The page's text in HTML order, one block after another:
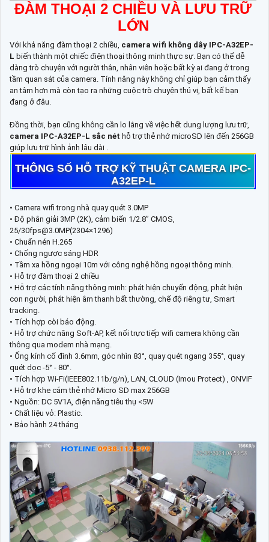
ĐÀM THOẠI 2 CHIỀU VÀ LƯU TRỮ
LỚN
Với khả năng đàm thoại 2 chiều, camera wifi không dây IPC-A32EP-
L biến thành một chiếc điện thoại thông minh thực sự. Bạn có thể dễ
dàng trò chuyện với người thân, nhân viên hoặc bất kỳ ai đang ở trong
tầm quan sát của camera. Tính năng này không chỉ giúp bạn cảm thấy
an tâm hơn mà còn tạo ra những cuộc trò chuyện thú vị, bất kể bạn
đang ở đâu.
Đồng thời, bạn cũng không cần lo lắng về việc hết dung lượng lưu trữ,
camera IPC-A32EP-L sắc nét hỗ trợ thẻ nhớ microSD lên đến 256GB
giúp lưu trữ hình ảnh lâu dài .
THÔNG SỐ HỖ TRỢ KỸ THUẬT CAMERA IPC-
A32EP-L
• Camera wifi trong nhà quay quét 3.0MP
• Độ phân giải 3MP (2K), cảm biến 1/2.8” CMOS,
25/30fps@3.0MP(2304×1296)
• Chuẩn nén H.265
• Chống ngược sáng HDR
• Tầm xa hồng ngoại 10m với công nghệ hồng ngoại thông minh.
• Hỗ trợ đàm thoại 2 chiều
• Hỗ trợ các tính năng thông minh: phát hiện chuyển động, phát hiện
con người, phát hiện âm thanh bất thường, chế độ riêng tư, Smart
tracking.
• Tích hợp còi báo động.
• Hỗ trợ chức năng Soft-AP, kết nối trực tiếp wifi camera không cần
thông qua modem nhà mạng.
• Ống kính cố đinh 3.6mm, góc nhìn 83°, quay quét ngang 355°, quay
quét dọc -5° - 80°.
• Tích hợp Wi-Fi(IEEE802.11b/g/n), LAN, CLOUD (Imou Protect) , ONVIF
• Hỗ trợ khe cắm thẻ nhớ Micro SD max 256GB
• Nguồn: DC 5V1A, điện năng tiêu thụ <5W
• Chất liệu vỏ: Plastic.
• Bảo hành 24 tháng